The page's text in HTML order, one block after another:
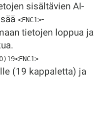
sisältävien AI-
<FNC1>-
tietojen loppua ja
(19 kappaletta) ja